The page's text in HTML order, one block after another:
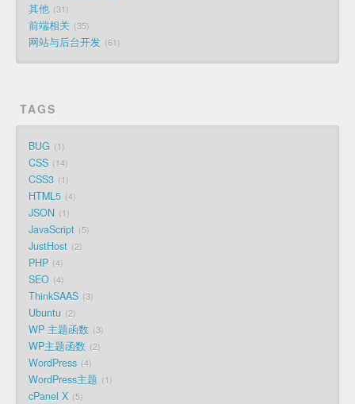
其他 31
前端相关 35
网站与后台开发 61
TAGS
BUG 1
CSS 14
CSS3 1
HTML5 4
JSON 1
JavaScript 5
JustHost 2
PHP 4
SEO 4
ThinkSAAS 3
Ubuntu 2
WP 主题函数 3
WP主题函数 2
WordPress 4
WordPress主题 1
cPanel X 5